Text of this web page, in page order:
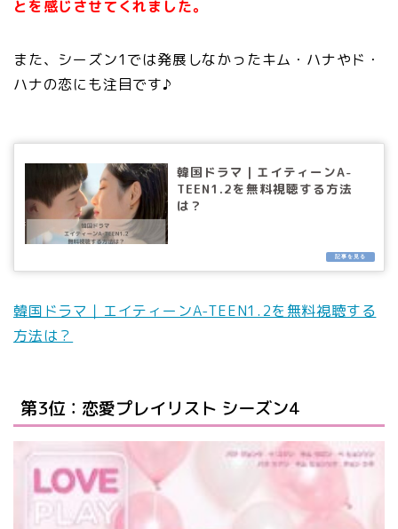
とを感じさせてくれました。
また、シーズン1では発展しなかったキム・ハナやド・
ハナの恋にも注目です♪
韓国ドラマ｜エイティーンA-
TEEN1.2を無料視聴する方法
は？
韓国ドラマ｜エイティーンA-TEEN1.2を無料視聴する
方法は？
第3位：恋愛プレイリスト シーズン4